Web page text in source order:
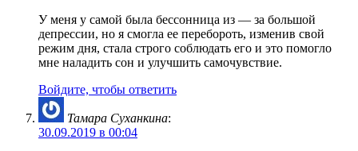
У меня у самой была бессонница из — за большой
депрессии, но я смогла ее перебороть, изменив свой
режим дня, стала строго соблюдать его и это помогло
мне наладить сон и улучшить самочувствие.
Войдите, чтобы ответить
Тамара Суханкина:
30.09.2019 в 00:04